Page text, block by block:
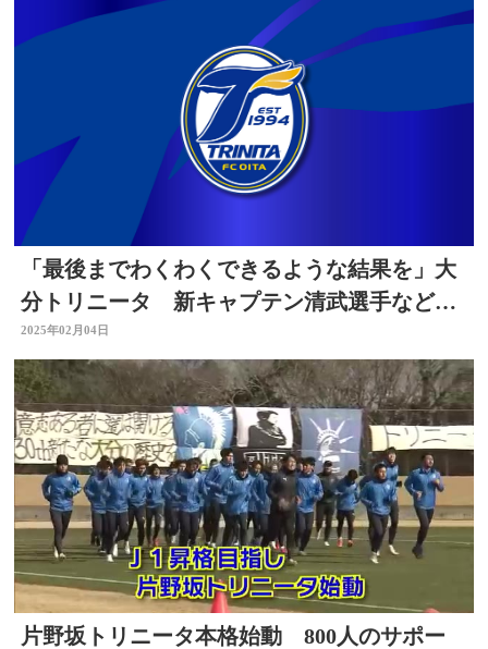
「最後までわくわくできるような結果を」大
分トリニータ 新キャプテン清武選手など佐
藤知事に活躍誓う
2025年02月04日
片野坂トリニータ本格始動 800人のサポー